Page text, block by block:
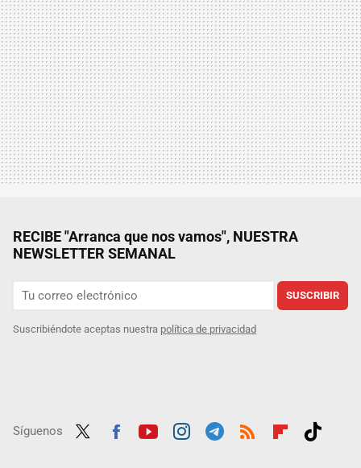
RECIBE "Arranca que nos vamos", NUESTRA
NEWSLETTER SEMANAL
SUSCRIBIR
Suscribiéndote aceptas nuestra política de privacidad
Síguenos